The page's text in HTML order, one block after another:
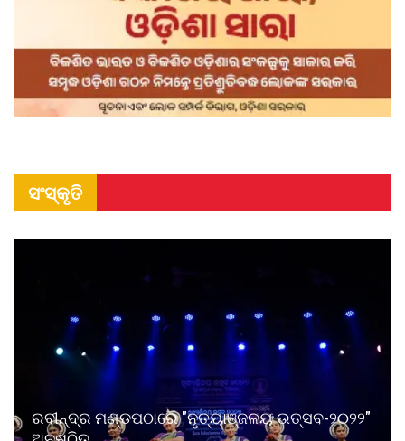
ସଂସ୍କୃତି
ରବୀନ୍ଦ୍ର ମଣ୍ଡପଠାରେ "ନୃତ୍ୟାଞ୍ଜଳୟ ଉତ୍ସବ-୨୦୨୨"